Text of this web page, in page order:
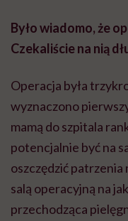
Było wiadomo, że
Czekaliście na nią
Operacja była
wyznaczono
mamą do szpitala
potencjalnie być na
oszczędzić patrzenia
salą operacyjną na
przechodząca